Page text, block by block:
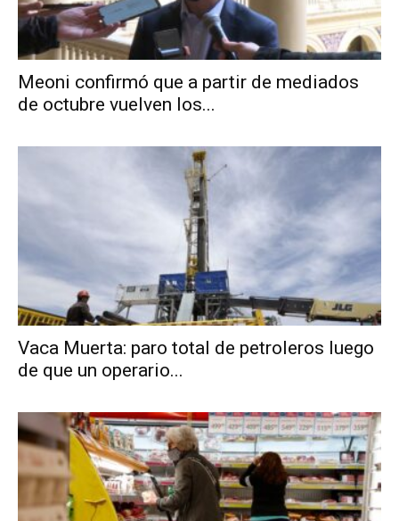
Meoni confirmó que a partir de mediados
de octubre vuelven los...
Vaca Muerta: paro total de petroleros luego
de que un operario...